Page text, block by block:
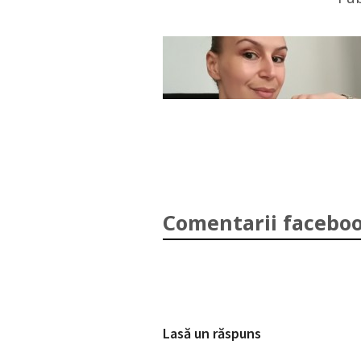
Comentarii
Lasă un răspuns